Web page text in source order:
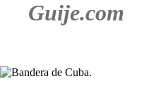
Guije.com